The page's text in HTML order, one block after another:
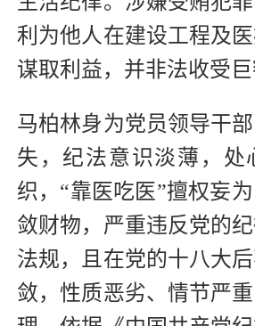
利为他人在建设工程及
谋取利益，并非法收受巨
马柏林身为党员领导干
失，纪法意识淡薄，处
织，“靠医吃医”擅权妄
敛财物，严重违反党的
法规，且在党的十八大
敛，性质恶劣、情节严